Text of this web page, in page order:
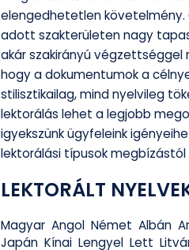
elengedhetetlen követelmény.
adott szakterületen nagy
akár szakirányú végzettséggel
hogy a dokumentumok a
stilisztikailag, mind nyelvileg
lektorálás lehet a legjobb
igyekszünk ügyfeleink
lektorálási típusok
LEKTORÁLT
Magyar Angol Német Albán
Japán Kínai Lengyel Lett